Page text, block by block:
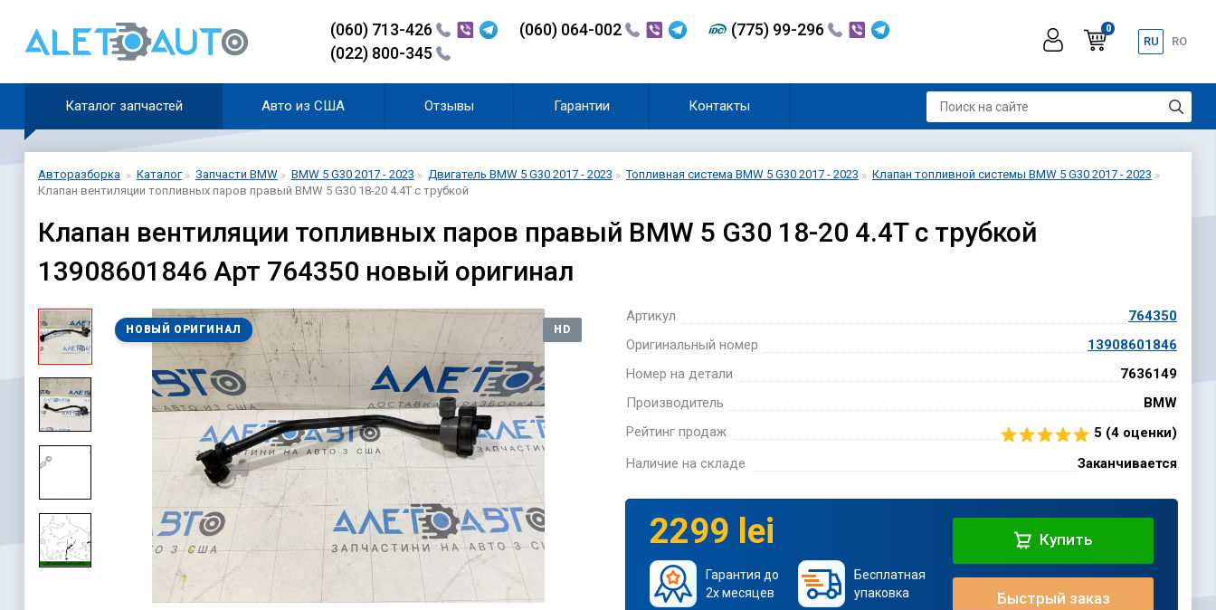
(060) 713-426 (060) 064-002
(775) 99-296
(022) 800-345
0
RU RO
Каталог запчастей Авто из США Отзывы Гарантии Контакты
Авторазборка Каталог Запчасти BMW BMW 5 G30 2017 - 2023 Двигатель BMW 5 G30 2017 - 2023 Топливная система BMW 5 G30 2017 - 2023
Клапан топливной системы BMW 5 G30 2017 - 2023
Клапан вентиляции топливных паров правый BMW 5 G30 18-20 4.4T с трубкой
Клапан вентиляции топливных паров правый BMW 5 G30 18-20 4.4T с трубкой
13908601846 Арт 764350 новый оригинал
НОВЫЙ ОРИГИНАЛ HD
Артикул
764350
Оригинальный номер
13908601846
Номер на детали
7636149
Производитель
BMW
Рейтинг продаж
5 (4 оценки)
Наличие на складе
Заканчивается
2299 lei
Гарантия до
2х месяцев
Бесплатная
упаковка
Купить
Быстрый заказ